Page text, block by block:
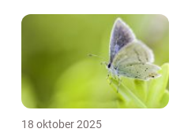
18 oktober 2025